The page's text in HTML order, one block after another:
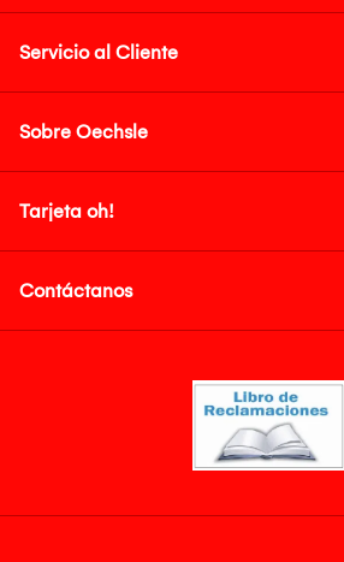
Servicio al Cliente
Sobre Oechsle
Tarjeta oh!
Contáctanos